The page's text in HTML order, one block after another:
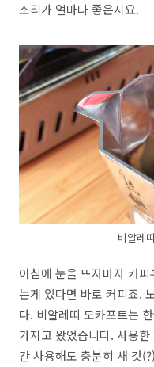
소리가 얼마나 좋은지요.
비알레
아침에 눈을 뜨자마자 커
는게 있다면 바로 커피죠.
다. 비알레띠 모카포트는
가지고 왔었습니다. 사용
간 사용해도 충분히 새 것